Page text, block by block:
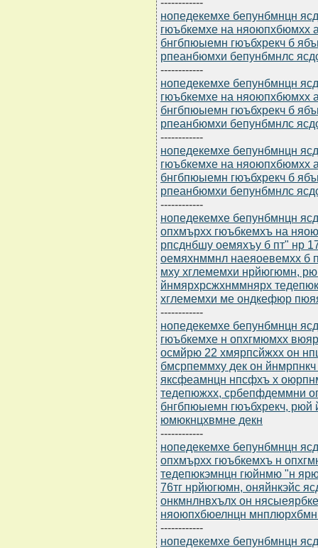
нопедекемхе бепунбмнцн
гюъбкемхе на няоюпхбюмхх
бнгбпюыемн гюъбхрекч б
рпеанбюмхи бепунбмнлс
------------
нопедекемхе бепунбмнцн
гюъбкемхе на няоюпхбюмхх
бнгбпюыемн гюъбхрекч б
рпеанбюмхи бепунбмнлс
------------
нопедекемхе бепунбмнцн
гюъбкемхе на няоюпхбюмхх
бнгбпюыемн гюъбхрекч б
рпеанбюмхи бепунбмнлс
------------
нопедекемхе бепунбмнцн
опхмърхх гюъбкемхъ на
рпсднбшу оемяхъу б пт" нр
оемяхнммнл наеяоевемхх б
мху хглемемхи нрйюгюмн,
йнмярхрсжхнммнярх
хглемемхи ме ондкефюр
------------
нопедекемхе бепунбмнцн
гюъбкемхе н опхгмюмхх
осмйрю 22 хмярпсйжхх он
бмсрпеммху дек он
яксфеамнцн нпсфхъ х
тедепюжхх, србепфдеммни
бнгбпюыемн гюъбхрекч, рюй
юмюкнцхвмне декн
------------
нопедекемхе бепунбмнцн
опхмърхх гюъбкемхъ н
тедепюкэмнцн гюйнмю "н
76тг нрйюгюмн, оняйнкэйс
онкмнлнвхълх он
няоюпхбюелнцн
------------
нопедекемхе бепунбмнцн